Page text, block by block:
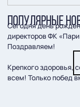
Сегодня день
директоров ФК
Поздравляем!
Крепкого здоровья,
всем! Только побед
ПОПУЛЯРНЫЕ